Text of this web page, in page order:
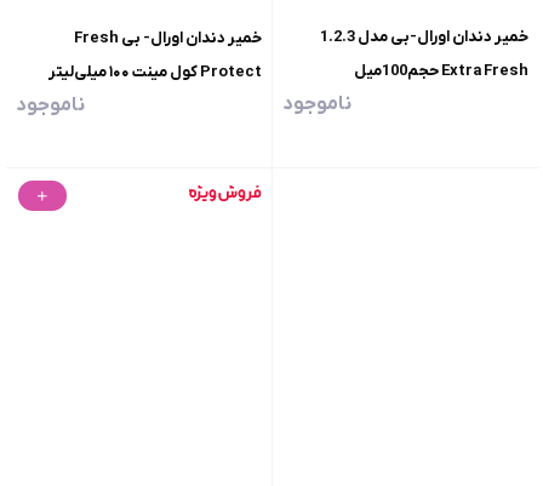
خمیر دندان اورال-بی مدل 1.2.3
Extra Fresh حجم100میل
ناموجود
خمیر دندان اورال- بی Fresh
Protect کول مینت ۱۰۰ میلی‌لیتر
ناموجود